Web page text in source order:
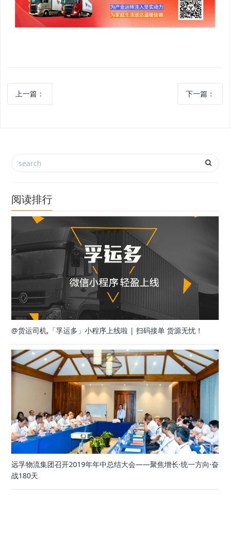
上一篇： 下一篇：
阅读排行
@货运司机,「孚运多」小程序上线啦 | 扫码接单 货源无忧！
远孚物流集团召开2019年年中总结大会——聚焦增长·统一方向·奋
战180天